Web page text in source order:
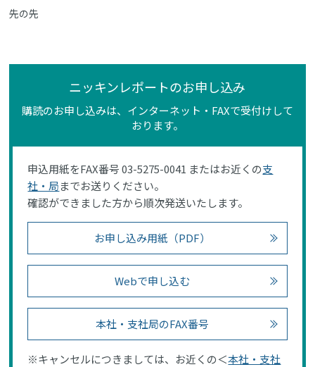
先の先
ニッキンレポートのお申し込み
購読のお申し込みは、インターネット・FAXで受付けして
おります。
申込用紙をFAX番号 03-5275-0041 またはお近くの支
社・局までお送りください。
確認ができました方から順次発送いたします。
お申し込み用紙（PDF）
Webで申し込む
本社・支社局のFAX番号
※キャンセルにつきましては、お近くの＜本社・支社